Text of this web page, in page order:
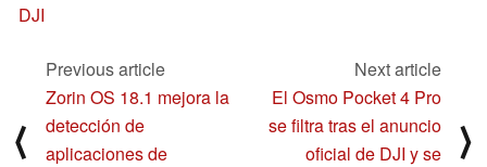
DJI
⟨
Previous article
Zorin OS 18.1 mejora la
detección de
aplicaciones de
Next article
El Osmo Pocket 4 Pro
se filtra tras el anuncio
oficial de DJI y se
⟩